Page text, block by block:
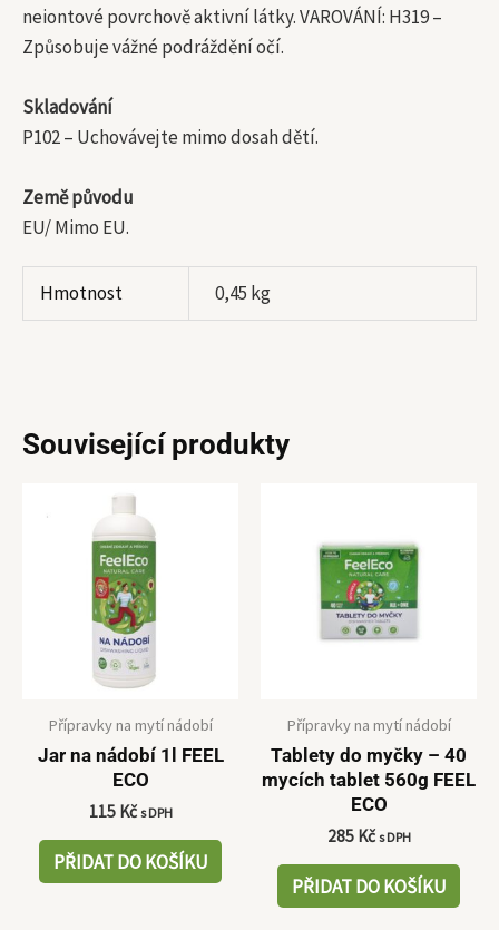
neiontové povrchově aktivní látky. VAROVÁNÍ: H319 –
Způsobuje vážné podráždění očí.
Skladování
P102 – Uchovávejte mimo dosah dětí.
Země původu
EU/ Mimo EU.
Hmotnost 0,45 kg
Související produkty
Přípravky na mytí nádobí
Jar na nádobí 1l FEEL
ECO
115 Kč s DPH
PŘIDAT DO KOŠÍKU
Přípravky na mytí nádobí
Tablety do myčky – 40
mycích tablet 560g FEEL
ECO
285 Kč s DPH
PŘIDAT DO KOŠÍKU